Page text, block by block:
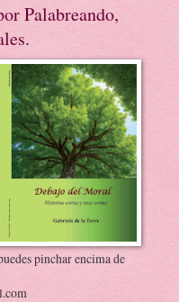
Palabreando,
pinchar encima de